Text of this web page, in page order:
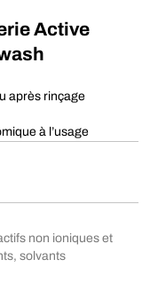
Active
après rinçage
à l’usage
non ioniques et
solvants